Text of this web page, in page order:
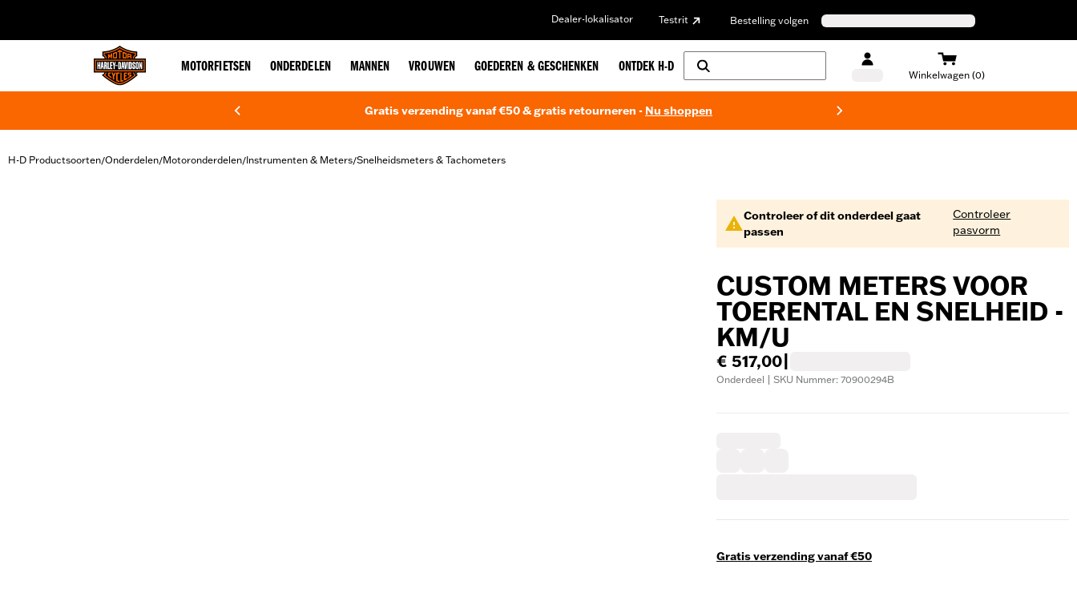
Dealer-lokalisator Testrit Bestelling volgen
MOTORFIETSEN ONDERDELEN MANNEN VROUWEN GOEDEREN & GESCHENKEN ONTDEK H-D
Winkelwagen (0)
Gratis verzending vanaf €50 & gratis retourneren - Nu shoppen
H-D Productsoorten/Onderdelen/Motoronderdelen/Instrumenten & Meters/Snelheidsmeters & Tachometers
Controleer of dit onderdeel gaat
passen
Controleer
pasvorm
CUSTOM METERS VOOR
TOERENTAL EN SNELHEID -
KM/U
€ 517,00
Onderdeel | SKU Nummer: 70900294B
Gratis verzending vanaf €50